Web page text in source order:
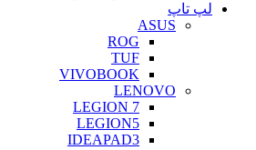
لپ تاپ
ASUS
ROG
TUF
VIVOBOOK
LENOVO
LEGION 7
LEGION5
IDEAPAD3